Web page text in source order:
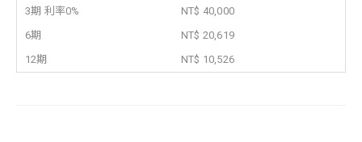
3期 利率0%
NT$ 40,000
6期
NT$ 20,619
12期
NT$ 10,526